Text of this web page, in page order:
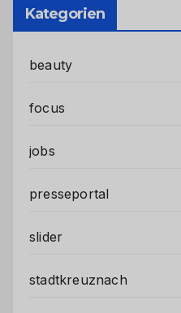
Kategorien
beauty
focus
jobs
presseportal
slider
stadtkreuznach